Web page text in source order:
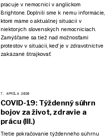
pracuje v nemocnici v anglickom
Brightone. Doplnili sme k nemu informácie,
ktoré máme o aktuálnej situácii v
niektorých slovenských nemocniciach.
Zamýšľame sa tiež nad možnosťami
protestov v situácii, keď je v zdravotníctve
zakázané štrajkovať.
7. APRÍLA 2020
COVID-19: Týždenný súhrn
bojov za život, zdravie a
prácu (III.)
Tretie pokračovanie týždenného súhrnu